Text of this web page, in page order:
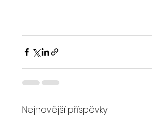
Nejnovější příspěvky